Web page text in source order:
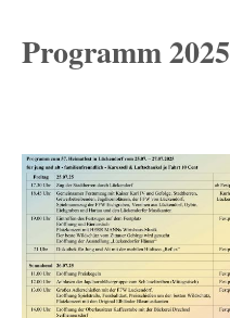
Programm 2025